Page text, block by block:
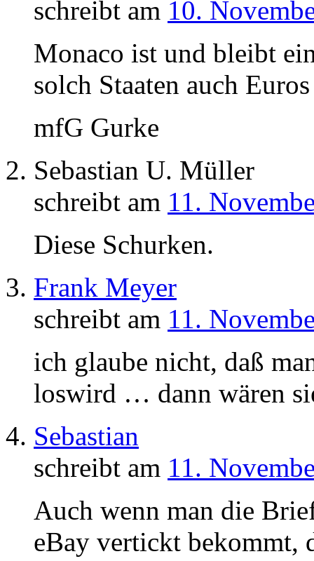
schreibt am 10.
Monaco ist und bleibt
solch Staaten auch
mfG Gurke
Sebastian U. Müller
schreibt am 11.
Diese Schurken.
Frank Meyer
schreibt am 11.
ich glaube nicht, daß
loswird … dann wären
Sebastian
schreibt am 11.
Auch wenn man die
eBay vertickt bekommt,